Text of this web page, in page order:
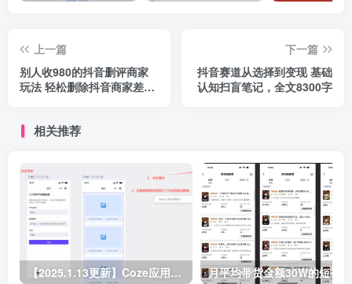
上一篇
别人收980的抖音删评商家
玩法 轻松删除抖音商家差评
下一篇
抖音赛道从选择到变现 基础
认知扫盲笔记，全文8300字
相关推荐
【2025.1.13更新】Coze应用实战 如何利用coze应用功能，开发一个小程序，并发布到微信